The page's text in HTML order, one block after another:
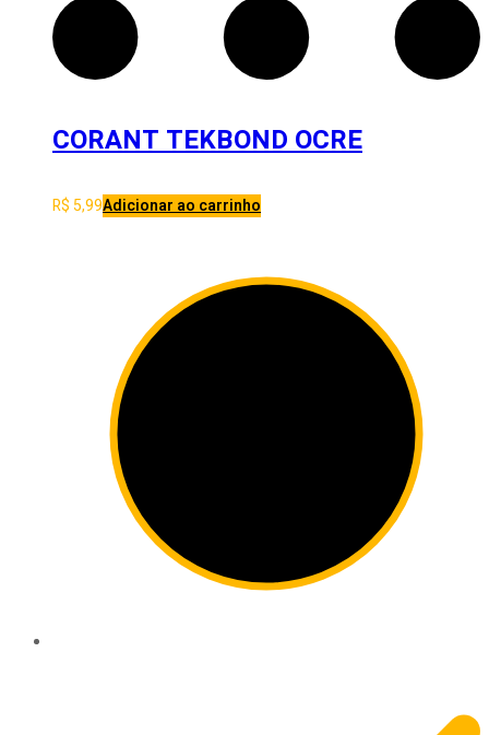
CORANT TEKBOND OCRE
R$5,99Adicionar ao carrinho